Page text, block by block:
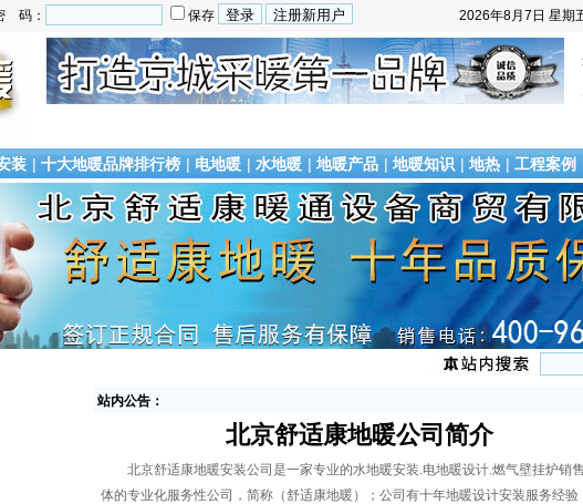
2026年8月7日 星期
码： 保存
装 | 十大地暖品牌排行榜 | 电地暖 | 水地暖 | 地暖产品 | 地暖知识 | 地热 | 工程案例
站内公告：
北京舒适康地暖公司简介
北京舒适康地暖安装公司是一家专业的水地暖安装.电地暖设计.燃气壁挂炉销
体的专业化服务性公司，简称（舒适康地暖）；公司有十年地暖设计安装服务经验